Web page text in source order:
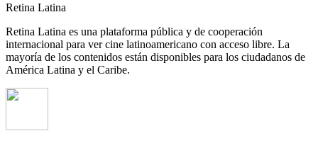
Retina Latina
Retina Latina es una plataforma pública y de cooperación
internacional para ver cine latinoamericano con acceso libre. La
mayoría de los contenidos están disponibles para los ciudadanos de
América Latina y el Caribe.